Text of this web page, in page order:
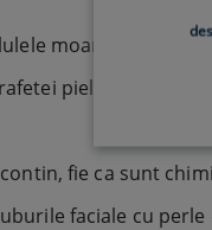
moarte ale pielii.
pielii tale.
fie ca sunt
faciale cu